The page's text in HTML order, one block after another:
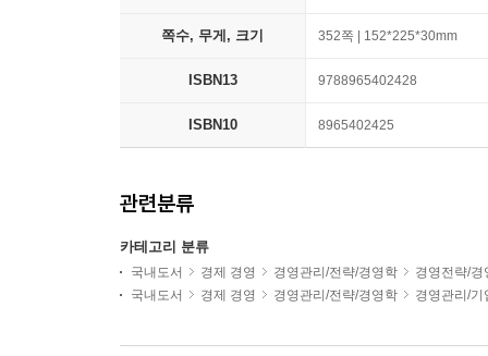
쪽수, 무게, 크기 352쪽 | 152*225*30mm
ISBN13 9788965402428
ISBN10 8965402425
관련분류
카테고리 분류
국내도서 경제 경영 경영관리/전략/경영학
경영전략/경
국내도서
경제 경영 경영관리/전략/경영학 경영관리/기